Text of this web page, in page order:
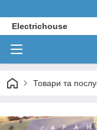
Electrichouse
Товари та